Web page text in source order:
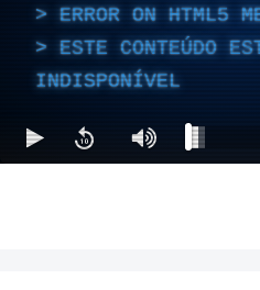
ERROR ON HTML5
ESTE CONTEÚDO
INDISPONÍVEL